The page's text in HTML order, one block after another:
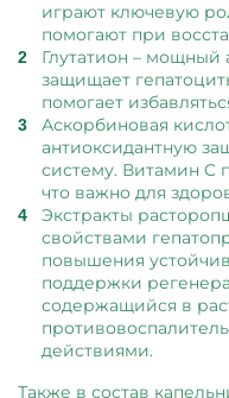
играют ключевую
помогают при
Глутатион – мощный
защищает
помогает
Аскорбиновая
антиоксидантную
систему. Витамин C
что важно для
Экстракты
свойствами
повышения
поддержки
содержащийся в
действиями.
Также в состав